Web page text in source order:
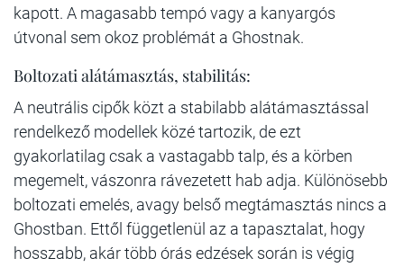
kapott. A magasabb tempó vagy a kanyargós
útvonal sem okoz problémát a Ghostnak.
Boltozati alátámasztás, stabilitás:
A neutrális cipők közt a stabilabb alátámasztással
rendelkező modellek közé tartozik, de ezt
gyakorlatilag csak a vastagabb talp, és a körben
megemelt, vászonra rávezetett hab adja. Különösebb
boltozati emelés, avagy belső megtámasztás nincs a
Ghostban. Ettől függetlenül az a tapasztalat, hogy
hosszabb, akár több órás edzések során is végig